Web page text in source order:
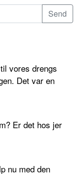
vores drengs
Det var en
Er det hos jer
nu med den